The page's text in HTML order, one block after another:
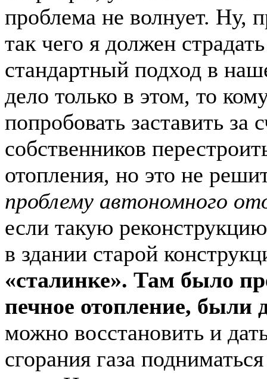
проблема не волнует. Ну,
так чего я должен
стандартный подход в
дело только в этом, то
попробовать заставить за
собственников
отопления, но это не
проблему автономного
если такую
в здании старой
«сталинке». Там было
печное отопление, были
можно восстановить и
сгорания газа